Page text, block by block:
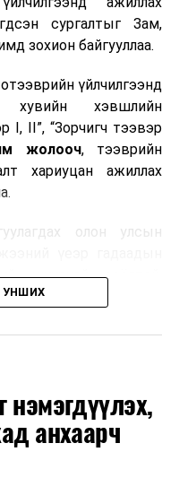
сургалтыг Зам,
зохион байгууллаа.
үйлчилгээнд
хэвшлийн
I, II”, “Зорчигч тээвэр
жолооч, тээврийн
хариуцан ажиллах
олон улсын
шуурхай, соёлтой,
үйлчилгээ үзүүлэх
төлөөлөгчдийн
жолооч нарын үүрэг
соёл, ёс зүй,
нэгдсэн мэдээлэл
УНШИХ
анхаарч